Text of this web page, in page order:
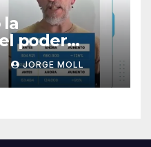
la
poder
y
JORGE MOLL